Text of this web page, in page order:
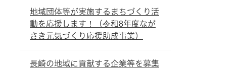
地域団体等が実施するまちづくり活
動を応援します！（令和8年度なが
さき元気づくり応援助成事業）
長崎の地域に貢献する企業等を募集